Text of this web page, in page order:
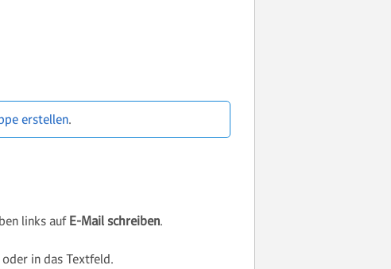
erstellen.
links auf E-Mail schreiben.
in das Textfeld.